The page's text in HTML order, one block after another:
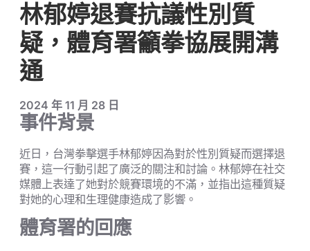
林郁婷退賽抗議性別質
疑，體育署籲拳協展開溝
通
2024 年 11 月 28 日
事件背景
近日，台灣拳擊選手林郁婷因為對於性別質疑而選擇退
賽，這一行動引起了廣泛的關注和討論。林郁婷在社交
媒體上表達了她對於競賽環境的不滿，並指出這種質疑
對她的心理和生理健康造成了影響。
體育署的回應